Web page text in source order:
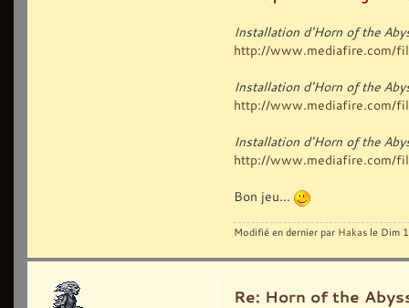
Installation d'Horn of the
http://www.mediafire.com/
Installation d'Horn of the
http://www.mediafire.com/
Installation d'Horn of the
http://www.mediafire.com/
Bon jeu...
Modifié en dernier par Hakas le Dim
Re: Horn of the